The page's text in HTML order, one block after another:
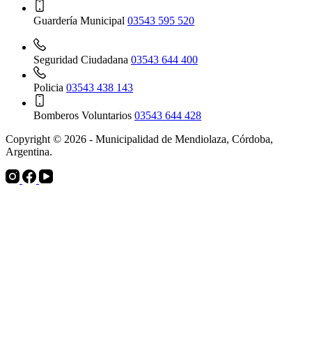
Guardería Municipal 03543 595 520
Seguridad Ciudadana 03543 644 400
Policia 03543 438 143
Bomberos Voluntarios 03543 644 428
Copyright © 2026 - Municipalidad de Mendiolaza, Córdoba,
Argentina.